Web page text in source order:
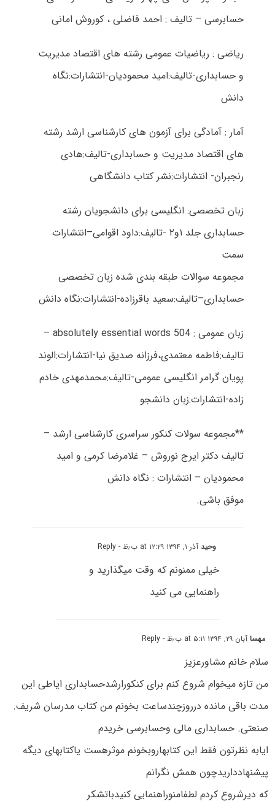
حسابرسی – تالیف : احمد فاضلی ، کوروش امانی
ریاضی : ریاضیات عمومی رشته های اقتصاد مدیریت
و حسابداری-تالیف:امید محمودیان-انتشارات:نگاه
دانش
آمار : آمادگی برای آزمون های کارشناسی ارشد رشته
های اقتصاد مدیریت و حسابداری-تالیف:هادی
رنجبران- انتشارات:نشر کتاب دانشگاهی
زبان تخصصی: انگلیسی برای دانشجویان رشته
حسابداری جلد ۱و۲ -تالیف:داود اقوامی–انتشارات
سمت
مجموعه سوالات طبقه بندی شده زبان تخصصی
حسابداری–تالیف:سعید باقرزاده-انتشارات:نگاه دانش
زبان عمومی : absolutely essential words 504 –
تالیف:فاطمه معتمدی،فرزانه صدیق نیا-انتشارات:الوند
پویان گرامر انگلیسی عمومی-تالیف:محمدمهدی خادم
زاده-انتشارات:زبان دانشجو
**مجموعه سولات کنکور سراسری کارشناسی ارشد –
تالیف دکتر ایرج نوروش – غلامرضا کرمی و امید
محمودیان – انتشارات : نگاه دانش
موفق باشی.
وحیدآذر ۱, ۱۳۹۴ at ۱۲:۲۹ ب٫ظ - Reply
خیلی ممنونم که وقت میگذارید و
راهنمایی می کنید
مهساآبان ۲۹, ۱۳۹۴ at ۵:۱۱ ب٫ظ - Reply
سلام خانم مشاورعزیز
من تازه میخوام شروع کنم برای کنکورارشدحسابداری ایاطی این
مدت باقی مانده درروزچندساعت بخونم من کتاب مدرسان شریف.
صنعتی. حسابداری مالی وحسابرسی خریدم
ایابه نظرتون فقط این کتابهاروبخونم موثرهست یاکتابهای دیگه
پیشنهادداریدچون همش نگرانم
که دیرشروع کردم لطفامنوراهنمایی کنیدباتشکر